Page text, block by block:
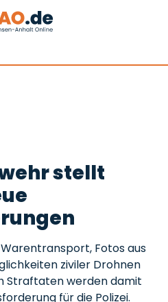
stellt
Fotos aus
ziviler Drohnen
Straftaten werden damit
für die Polizei.